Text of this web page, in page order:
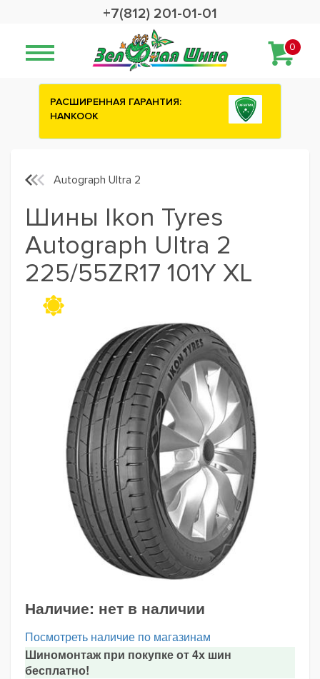
+7(812) 201-01-01
0
Сashback 2500 рублей на зимние
Autograph Ultra 2
Шины Ikon Tyres
Autograph Ultra 2
225/55ZR17 101Y XL
Наличие: нет в наличии
Посмотреть наличие по магазинам
Шиномонтаж при покупке от 4х шин
бесплатно!